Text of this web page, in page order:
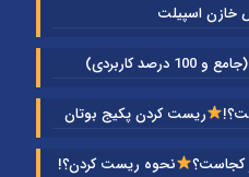
خازن اسپیلت
کاربردی)
ریست کردن پکیج بوتان
کجاست؟ نحوه ریست کردن؟!